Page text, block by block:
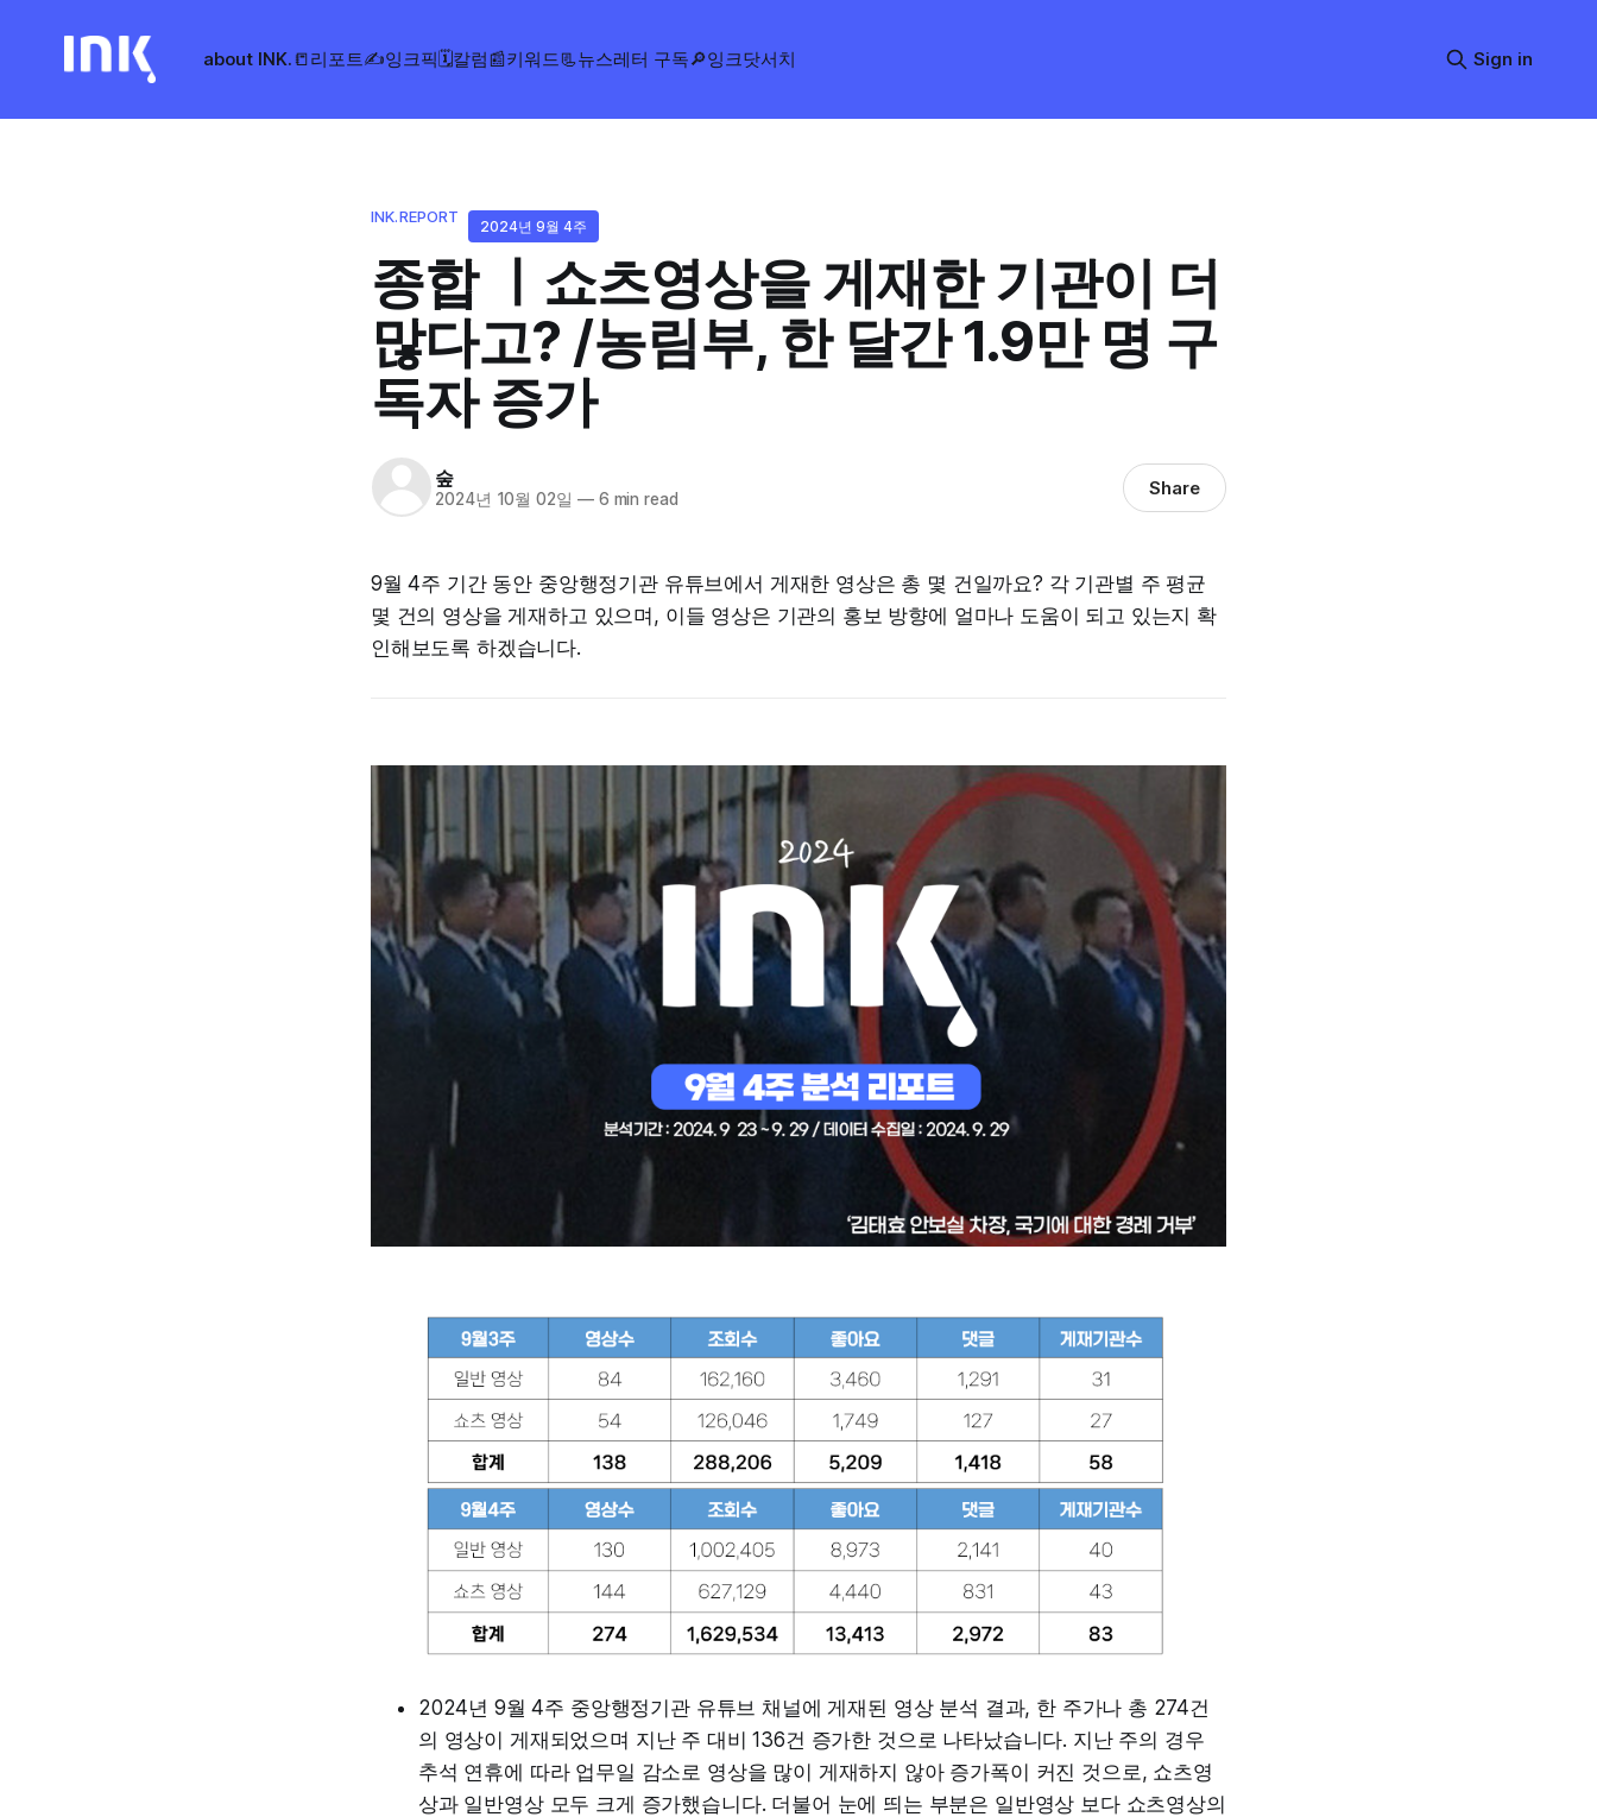
about INK.📒리포트✍️잉크픽🗓️칼럼📰키워드📃뉴스레터 구독🔎잉크닷서치 Sign in
INK.REPORT
2024년 9월 4주
종합 ㅣ쇼츠영상을 게재한 기관이 더
많다고? /농림부, 한 달간 1.9만 명 구
독자 증가
숲
2024년 10월 02일 —6 min read Share
9월 4주 기간 동안 중앙행정기관 유튜브에서 게재한 영상은 총 몇 건일까요? 각 기관별 주 평균
몇 건의 영상을 게재하고 있으며, 이들 영상은 기관의 홍보 방향에 얼마나 도움이 되고 있는지 확
인해보도록 하겠습니다.
2024년 9월 4주 중앙행정기관 유튜브 채널에 게재된 영상 분석 결과, 한 주가나 총 274건
의 영상이 게재되었으며 지난 주 대비 136건 증가한 것으로 나타났습니다. 지난 주의 경우
추석 연휴에 따라 업무일 감소로 영상을 많이 게재하지 않아 증가폭이 커진 것으로, 쇼츠영
상과 일반영상 모두 크게 증가했습니다. 더불어 눈에 띄는 부분은 일반영상 보다 쇼츠영상의